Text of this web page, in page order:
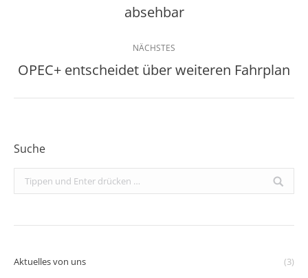
absehbar
NÄCHSTES
Nächster
OPEC+ entscheidet über weiteren Fahrplan
Suche
Search:
Aktuelles von uns
(3)